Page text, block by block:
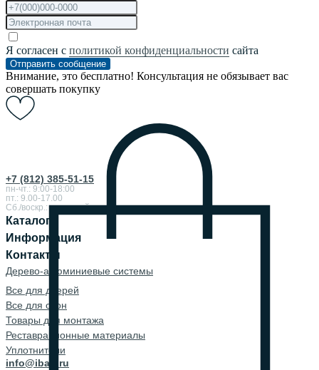
+7 (812) 385-51-15
пн-чт.: 9:00-18:00
пт.: 9.00-17.00
Сб./воскр.: выходной
Каталог
Информация
Контакты
Дерево-алюминиевые системы
Все для дверей
Все для окон
Товары для монтажа
Реставрационные материалы
Уплотнители
info@ibau.ru
Я согласен с политикой конфиденциальности сайта
Отправить сообщение
Внимание, это бесплатно! Консультация не обязывает вас
совершать покупку